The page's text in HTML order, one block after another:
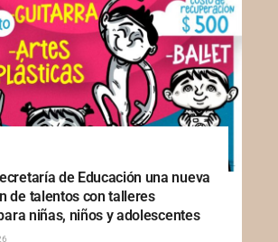
de Educación una nueva
de talentos con talleres
niñas, niños y adolescentes